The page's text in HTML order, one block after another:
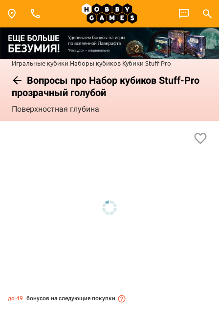
Игральные кубики Наборы кубиков Кубики Stuff Pro
Вопросы про Набор кубиков Stuff-Pro
прозрачный голубой
Поверхностная глубина
до 49 бонусов на следующие покупки